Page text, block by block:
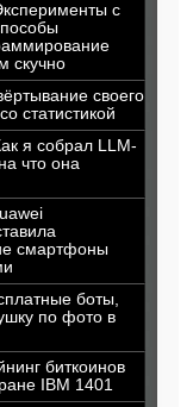
с
скучно
своего
статистикой
я собрал LLM-
что она
смартфоны
боты,
по фото в
биткоинов
IBM 1401